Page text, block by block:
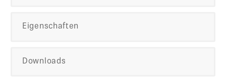
Eigenschaften
Downloads